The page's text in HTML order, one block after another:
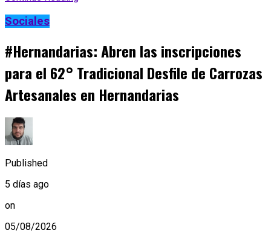
Sociales
#Hernandarias: Abren las inscripciones
para el 62° Tradicional Desfile de Carrozas
Artesanales en Hernandarias
Published
5 días ago
on
05/08/2026